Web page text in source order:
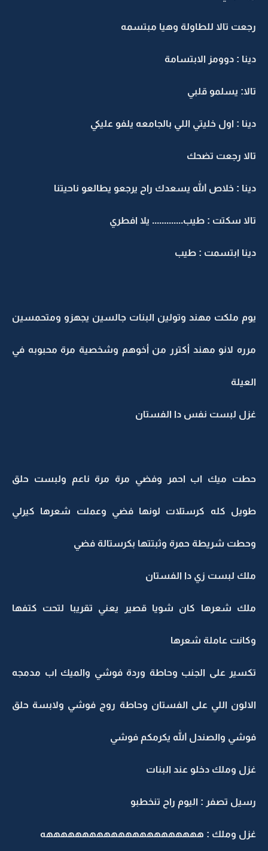
رجعت تالا للطاولة وهيا مبتسمه
دينا : دوومز الابتسامة
تالا: يسلمو قلبي
دينا : اول خليتي اللي بالجامعه يلفو عليكي
تالا رجعت تضحك
دينا : خلاص الله يسعدك راح يرجعو يطالعو ناحيتنا
تالا سكتت : طيب............. يلا افطري
دينا ابتسمت : طيب
يوم ملكت مهند وتولين البنات جالسين يجهزو ومتحمسين
مرره لانو مهند أكترر من أخوهم وشخصية مرة محبوبه في
العيلة
غزل لبست نفس دا الفستان
حطت ميك اب احمر وفضي مرة مرة ناعم ولبست حلق
طويل كله كرستلات لونها فضي وعملت شعرها كيرلي
وحطت شريطة حمرة وثبتتها بكرستالة فضي
ملك لبست زي دا الفستان
ملك شعرها كان شويا قصير يعني تقريبا لتحت كتفها
وكانت عاملة شعرها
تكسير على الجنب وحاطة وردة فوشي والميك اب مدمجه
الالون اللي على الفستان وحاطة روج فوشي ولابسة حلق
فوشي والصندل الله يكرمكم فوشي
غزل وملك دخلو عند البنات
رسيل تصفر : اليوم راح تنخطبو
غزل وملك : ههههههههههههههههههههههه